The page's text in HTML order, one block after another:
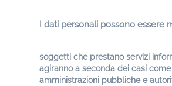
I dati personali possono essere
soggetti che prestano servizi
agiranno a seconda dei casi come
amministrazioni pubbliche e